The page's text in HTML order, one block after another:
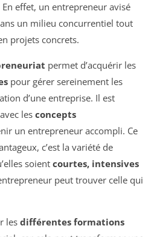
En effet, un entrepreneur avisé
un milieu concurrentiel tout
projets concrets.
permet d’acquérir les
pour gérer sereinement les
d’une entreprise. Il est
les concepts
un entrepreneur accompli. Ce
c’est la variété de
soient courtes, intensives
peut trouver celle qui
les différentes formations